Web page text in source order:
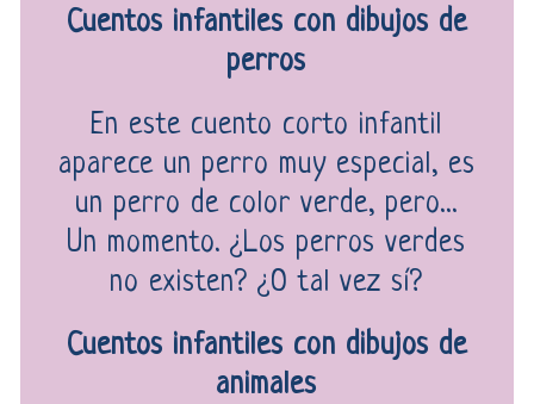
Cuentos infantiles con dibujos de
perros
En este cuento corto infantil
aparece un perro muy especial, es
un perro de color verde, pero...
Un momento. ¿Los perros verdes
no existen? ¿O tal vez sí?
Cuentos infantiles con dibujos de
animales